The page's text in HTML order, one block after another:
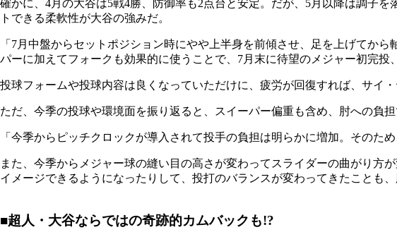
確かに、4月の大谷は5戦4勝、防御率も2点台と安定。だが、5月以降は調子
トできる柔軟性が大谷の強みだ。
「7月中盤からセットポジション時にやや上半身を前傾させ、足を上げてか
パーに加えてフォークも効果的に使うことで、7月末に待望のメジャー初完投
投球フォームや投球内容は良くなっていただけに、疲労が回復すれば、サイ
ただ、今季の投球や環境面を振り返ると、スイーパー偏重も含め、肘への負
「今季からピッチクロックが導入されて投手の負担は明らかに増加。そのた
また、今季からメジャー球の縫い目の高さが変わってスライダーの曲がり方
イメージできるようになったりして、投打のバランスが変わってきたことも
■超人・大谷ならではの奇跡的カムバックも!?